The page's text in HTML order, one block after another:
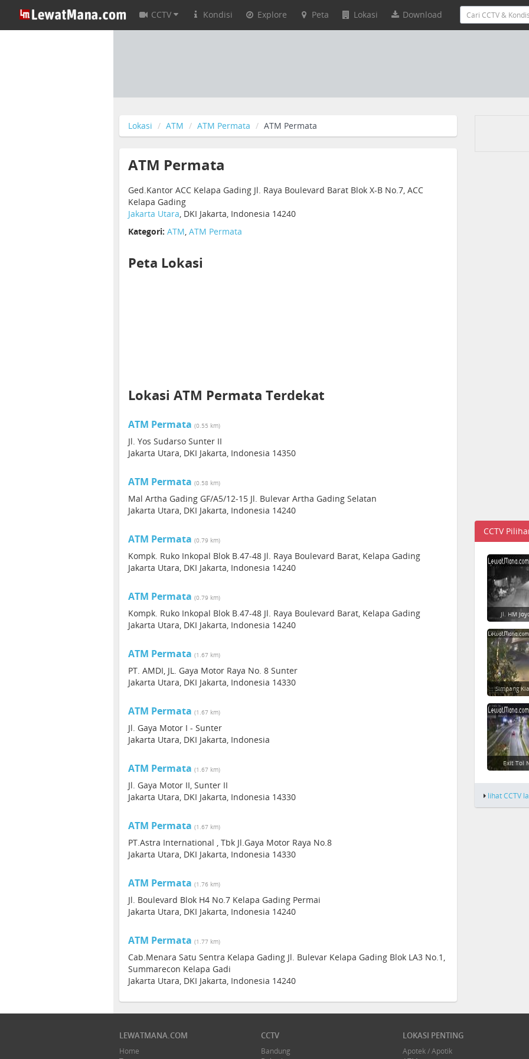
CCTV Kondisi Explore Peta Lokasi Download
Lokasi ATM ATM Permata ATM Permata
ATM Permata
Ged.Kantor ACC Kelapa Gading Jl. Raya Boulevard Barat Blok X-B No.7, ACC
Kelapa Gading
Jakarta Utara, DKI Jakarta, Indonesia 14240
Kategori: ATM, ATM Permata
Peta Lokasi
Lokasi ATM Permata Terdekat
ATM Permata (0.55 km)
Jl. Yos Sudarso Sunter II
Jakarta Utara, DKI Jakarta, Indonesia 14350
ATM Permata (0.58 km)
Mal Artha Gading GF/A5/12-15 Jl. Bulevar Artha Gading Selatan
Jakarta Utara, DKI Jakarta, Indonesia 14240
ATM Permata (0.79 km)
Kompk. Ruko Inkopal Blok B.47-48 Jl. Raya Boulevard Barat, Kelapa Gading
Jakarta Utara, DKI Jakarta, Indonesia 14240
ATM Permata (0.79 km)
Kompk. Ruko Inkopal Blok B.47-48 Jl. Raya Boulevard Barat, Kelapa Gading
Jakarta Utara, DKI Jakarta, Indonesia 14240
ATM Permata (1.67 km)
PT. AMDI, JL. Gaya Motor Raya No. 8 Sunter
Jakarta Utara, DKI Jakarta, Indonesia 14330
ATM Permata (1.67 km)
Jl. Gaya Motor I - Sunter
Jakarta Utara, DKI Jakarta, Indonesia
ATM Permata (1.67 km)
Jl. Gaya Motor II, Sunter II
Jakarta Utara, DKI Jakarta, Indonesia 14330
ATM Permata (1.67 km)
PT.Astra International , Tbk Jl.Gaya Motor Raya No.8
Jakarta Utara, DKI Jakarta, Indonesia 14330
ATM Permata (1.76 km)
Jl. Boulevard Blok H4 No.7 Kelapa Gading Permai
Jakarta Utara, DKI Jakarta, Indonesia 14240
ATM Permata (1.77 km)
Cab.Menara Satu Sentra Kelapa Gading Jl. Bulevar Kelapa Gading Blok LA3 No.1,
Summarecon Kelapa Gadi
Jakarta Utara, DKI Jakarta, Indonesia 14240
CCTV
Jl. HM
Simpang
Exit Tol
lihat CCTV
LEWATMANA.COM
Home
CCTV
Bandung
LOKASI PENTING
Apotek / Apotik